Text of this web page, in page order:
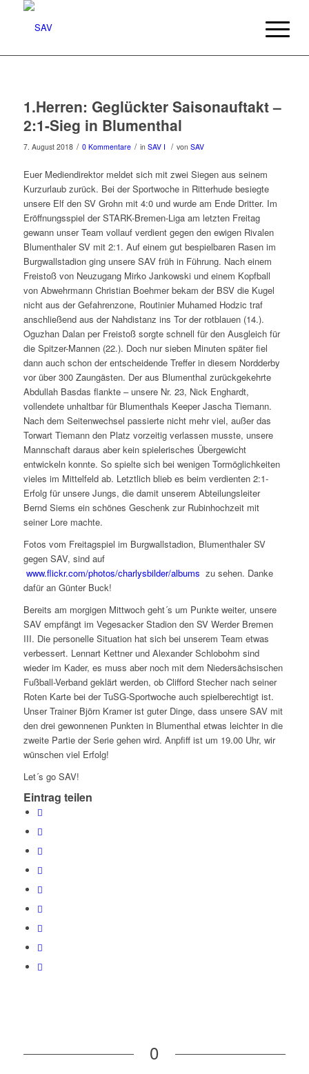
1.Herren: Geglückter Saisonauftakt –
2:1-Sieg in Blumenthal
7. August 2018 / 0 Kommentare / in SAV I / von SAV
Euer Mediendirektor meldet sich mit zwei Siegen aus seinem
Kurzurlaub zurück. Bei der Sportwoche in Ritterhude besiegte
unsere Elf den SV Grohn mit 4:0 und wurde am Ende Dritter. Im
Eröffnungsspiel der STARK-Bremen-Liga am letzten Freitag
gewann unser Team vollauf verdient gegen den ewigen Rivalen
Blumenthaler SV mit 2:1. Auf einem gut bespielbaren Rasen im
Burgwallstadion ging unsere SAV früh in Führung. Nach einem
Freistoß von Neuzugang Mirko Jankowski und einem Kopfball
von Abwehrmann Christian Boehmer bekam der BSV die Kugel
nicht aus der Gefahrenzone, Routinier Muhamed Hodzic traf
anschließend aus der Nahdistanz ins Tor der rotblauen (14.).
Oguzhan Dalan per Freistoß sorgte schnell für den Ausgleich für
die Spitzer-Mannen (22.). Doch nur sieben Minuten später fiel
dann auch schon der entscheidende Treffer in diesem Nordderby
vor über 300 Zaungästen. Der aus Blumenthal zurückgekehrte
Abdullah Basdas flankte – unsere Nr. 23, Nick Enghardt,
vollendete unhaltbar für Blumenthals Keeper Jascha Tiemann.
Nach dem Seitenwechsel passierte nicht mehr viel, außer das
Torwart Tiemann den Platz vorzeitig verlassen musste, unsere
Mannschaft daraus aber kein spielerisches Übergewicht
entwickeln konnte. So spielte sich bei wenigen Tormöglichkeiten
vieles im Mittelfeld ab. Letztlich blieb es beim verdienten 2:1-
Erfolg für unsere Jungs, die damit unserem Abteilungsleiter
Bernd Siems ein schönes Geschenk zur Rubinhochzeit mit
seiner Lore machte.
Fotos vom Freitagspiel im Burgwallstadion, Blumenthaler SV
gegen SAV, sind auf
www.flickr.com/photos/charlysbilder/albums zu sehen. Danke
dafür an Günter Buck!
Bereits am morgigen Mittwoch geht´s um Punkte weiter, unsere
SAV empfängt im Vegesacker Stadion den SV Werder Bremen
III. Die personelle Situation hat sich bei unserem Team etwas
verbessert. Lennart Kettner und Alexander Schlobohm sind
wieder im Kader, es muss aber noch mit dem Niedersächsischen
Fußball-Verband geklärt werden, ob Clifford Stecher nach seiner
Roten Karte bei der TuSG-Sportwoche auch spielberechtigt ist.
Unser Trainer Björn Kramer ist guter Dinge, dass unsere SAV mit
den drei gewonnenen Punkten in Blumenthal etwas leichter in die
zweite Partie der Serie gehen wird. Anpfiff ist um 19.00 Uhr, wir
wünschen viel Erfolg!
Let´s go SAV!
Eintrag teilen
0